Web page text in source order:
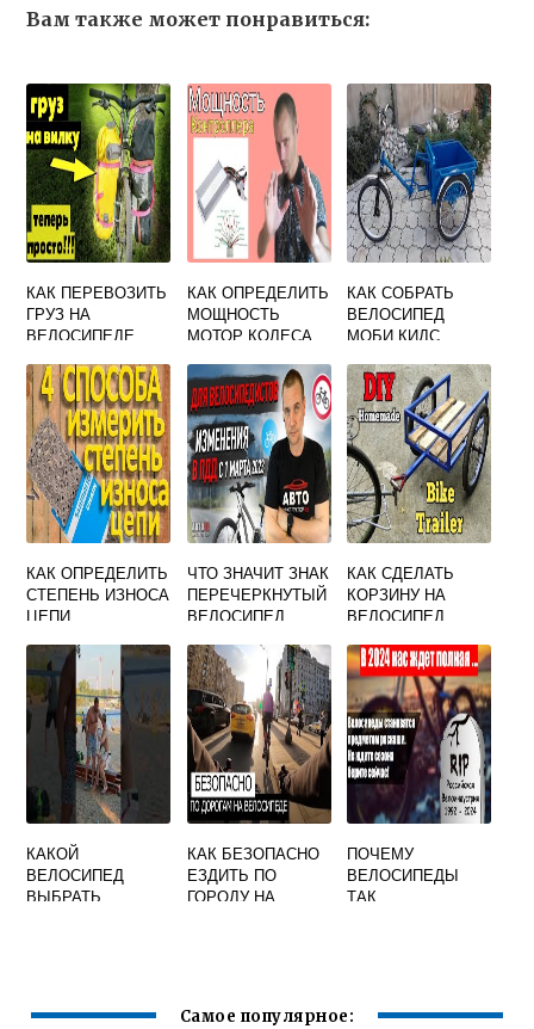
Вам также может понравиться:
КАК ПЕРЕВОЗИТЬ
ГРУЗ НА
ВЕЛОСИПЕДЕ
КАК ОПРЕДЕЛИТЬ
МОЩНОСТЬ
МОТОР КОЛЕСА
КАК СОБРАТЬ
ВЕЛОСИПЕД
МОБИ КИДС
КАК ОПРЕДЕЛИТЬ
СТЕПЕНЬ ИЗНОСА
ЦЕПИ
ЧТО ЗНАЧИТ ЗНАК
ПЕРЕЧЕРКНУТЫЙ
ВЕЛОСИПЕД
КАК СДЕЛАТЬ
КОРЗИНУ НА
ВЕЛОСИПЕД
КАКОЙ
ВЕЛОСИПЕД
ВЫБРАТЬ
КАК БЕЗОПАСНО
ЕЗДИТЬ ПО
ГОРОДУ НА
ПОЧЕМУ
ВЕЛОСИПЕДЫ
ТАК
Самое популярное: